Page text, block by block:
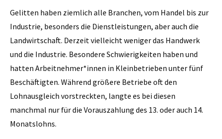
Gelitten haben ziemlich alle Branchen, vom Handel bis zur
Industrie, besonders die Dienstleistungen, aber auch die
Landwirtschaft. Derzeit vielleicht weniger das Handwerk
und die Industrie. Besondere Schwierigkeiten haben und
hatten Arbeitnehmer*innen in Kleinbetrieben unter fünf
Beschäftigten. Während größere Betriebe oft den
Lohnausgleich vorstreckten, langte es bei diesen
manchmal nur für die Vorauszahlung des 13. oder auch 14.
Monatslohns.